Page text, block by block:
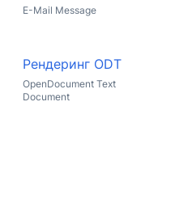
E-Mail Message
Рендеринг ODT
OpenDocument Text
Document